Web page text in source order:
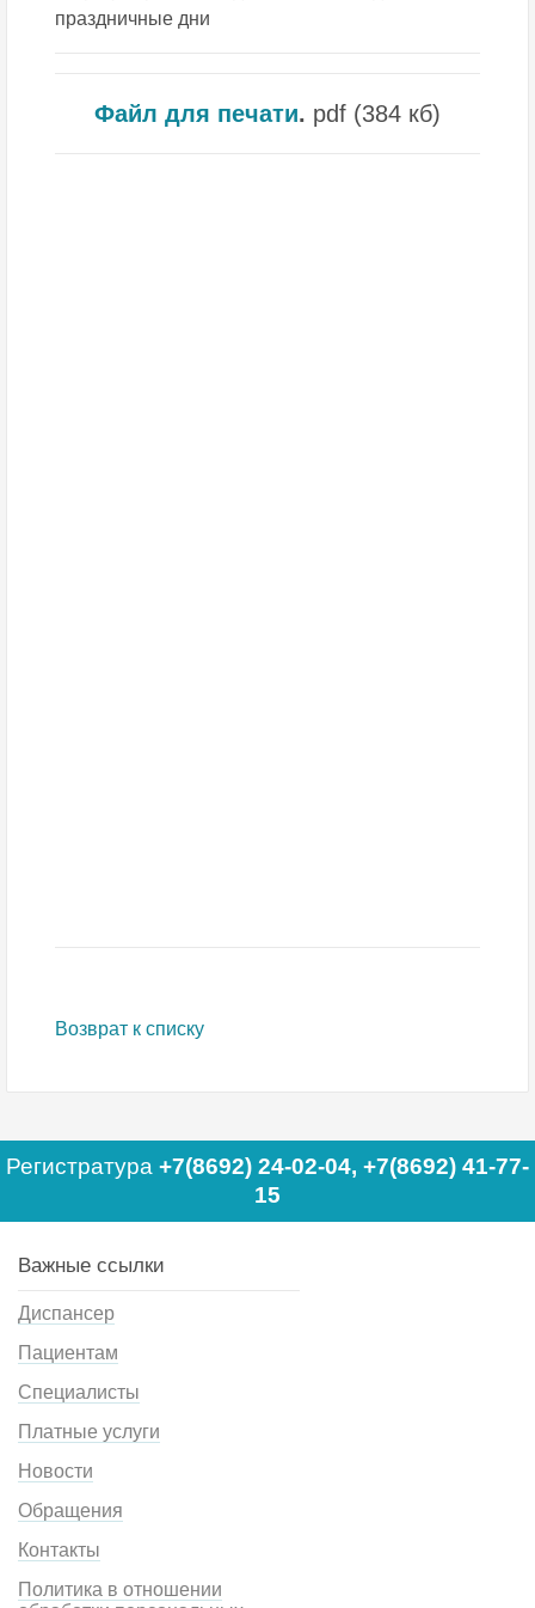
Файл для печати. pdf (384 кб)
Возврат к списку
Регистратура +7(8692) 24-02-04, +7(8692) 41-77-
15
Важные ссылки
Диспансер
Пациентам
Специалисты
Платные услуги
Новости
Обращения
Контакты
Политика в отношении